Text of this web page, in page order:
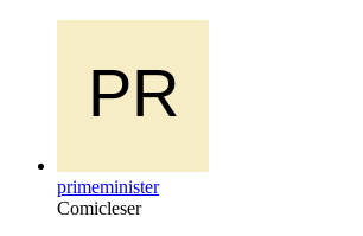
primeminister
Comicleser